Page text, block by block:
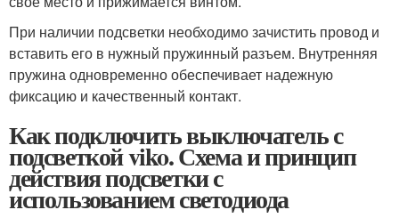
При наличии подсветки необходимо зачистить провод и
вставить его в нужный пружинный разъем. Внутренняя
пружина одновременно обеспечивает надежную
фиксацию и качественный контакт.
Как подключить выключатель с
подсветкой viko. Схема и принцип
действия подсветки с
использованием светодиода